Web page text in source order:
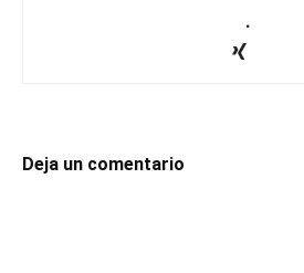
.
Deja un comentario